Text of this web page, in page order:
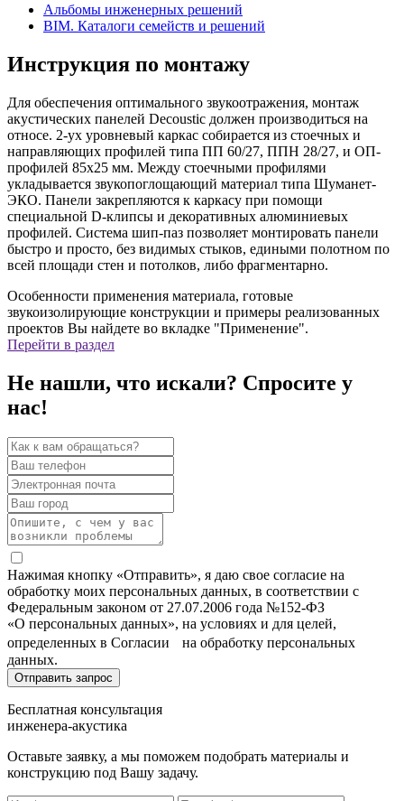
Альбомы инженерных решений
BIM. Каталоги семейств и решений
Инструкция по монтажу
Для обеспечения оптимального звукоотражения, монтаж
акустических панелей Decoustic должен производиться на
относе. 2-ух уровневый каркас собирается из стоечных и
направляющих профилей типа ПП 60/27, ППН 28/27, и ОП-
профилей 85х25 мм. Между стоечными профилями
укладывается звукопоглощающий материал типа Шуманет-
ЭКО. Панели закрепляются к каркасу при помощи
специальной D-клипсы и декоративных алюминиевых
профилей. Система шип-паз позволяет монтировать панели
быстро и просто, без видимых стыков, едиными полотном по
всей площади стен и потолков, либо фрагментарно.
Особенности применения материала, готовые
звукоизолирующие конструкции и примеры реализованных
проектов Вы найдете во вкладке "Применение".
Перейти в раздел
Не нашли, что искали? Спросите у
нас!
Нажимая кнопку «Отправить», я даю свое согласие на
обработку моих персональных данных, в соответствии с
Федеральным законом от 27.07.2006 года №152-ФЗ
«О персональных данных», на условиях и для целей,
определенных в Согласии на обработку персональных
данных.
Бесплатная консультация
инженера-акустика
Оставьте заявку, а мы поможем подобрать материалы и
конструкцию под Вашу задачу.